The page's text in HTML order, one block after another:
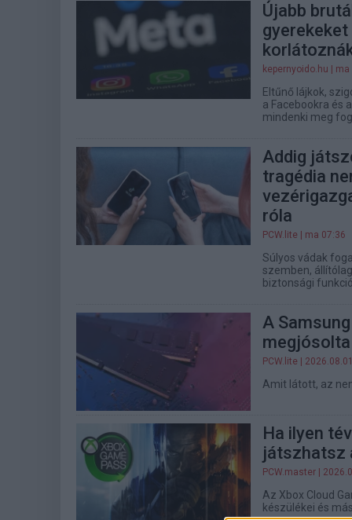
Újabb
kepernyoido.hu |
Eltűnő lájkok,
a Facebookra és
mindenki meg
Addig
tragédia
róla
PCW.lite | ma 07:36
Súlyos vádak
szemben,
biztonsági
A
PCW.lite |
Amit látott, az
Ha ilyen
játszhatsz
PCW.master |
Az Xbox Cloud
készülékei és